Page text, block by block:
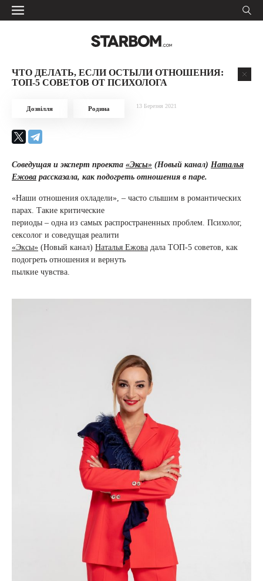
ЧТО ДЕЛАТЬ, ЕСЛИ ОСТЫЛИ ОТНОШЕНИЯ:
ТОП-5 СОВЕТОВ ОТ ПСИХОЛОГА
Дозвілля Родина 13 Березня 2021
Соведущая и эксперт проекта «Эксы» (Новый канал) Наталья
Ежова рассказала, как подогреть отношения в паре.
«Наши отношения охладели», – часто слышим в романтических
парах. Такие критические
периоды – одна из самых распространенных проблем. Психолог,
сексолог и соведущая реалити
«Эксы» (Новый канал) Наталья Ежова дала ТОП-5 советов, как
подогреть отношения и вернуть
пылкие чувства.